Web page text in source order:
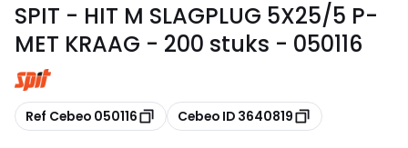
SPIT - HIT M SLAGPLUG 5X25/5 P-
MET KRAAG - 200 stuks - 050116
Kopiëren
Ref Cebeo 050116 Kopiëren
Cebeo ID 3640819